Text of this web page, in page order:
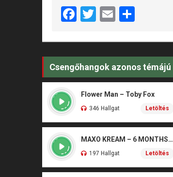
Facebook
Twitter
Email
Csengőhangok azonos témájú
Flower Man – Toby Fox
346 Hallgat Letöltés
MAXO KREAM – 6 MONTHS CLEAN
197 Hallgat Letöltés